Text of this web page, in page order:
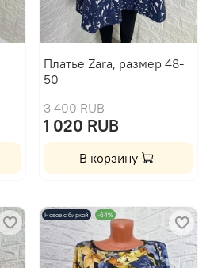
Платье Zara, размер 48-
50
3 400 RUB
1 020 RUB
В корзину
Новое с биркой -64%